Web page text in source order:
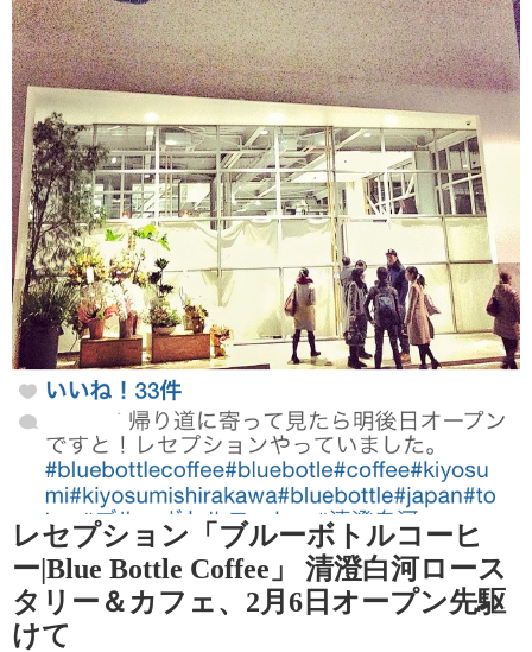
レセプション「ブルーボトルコーヒ
ー|Blue Bottle Coffee」 清澄白河ロース
タリー＆カフェ、2月6日オープン先駆
けて